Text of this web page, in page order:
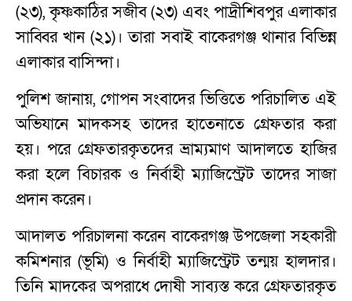
(২৩), কৃষ্ণকাঠির সজীব (২৩) এবং পাদ্রীশিবপুর এলাকার
সাব্বির খান (২১)। তারা সবাই বাকেরগঞ্জ থানার বিভিন্ন
এলাকার বাসিন্দা।
পুলিশ জানায়, গোপন সংবাদের ভিত্তিতে পরিচালিত এই
অভিযানে মাদকসহ তাদের হাতেনাতে গ্রেফতার করা
হয়। পরে গ্রেফতারকৃতদের ভ্রাম্যমাণ আদালতে হাজির
করা হলে বিচারক ও নির্বাহী ম্যাজিস্ট্রেট তাদের সাজা
প্রদান করেন।
আদালত পরিচালনা করেন বাকেরগঞ্জ উপজেলা সহকারী
কমিশনার (ভূমি) ও নির্বাহী ম্যাজিস্ট্রেট তন্ময় হালদার।
তিনি মাদকের অপরাধে দোষী সাব্যস্ত করে গ্রেফতারকৃত